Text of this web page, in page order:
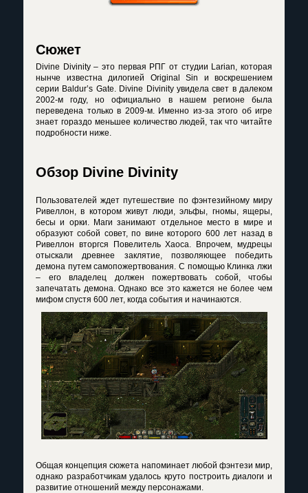
Сюжет
Divine Divinity – это первая РПГ от студии Larian, которая
нынче известна дилогией Original Sin и воскрешением
серии Baldur’s Gate. Divine Divinity увидела свет в далеком
2002-м году, но официально в нашем регионе была
переведена только в 2009-м. Именно из-за этого об игре
знает гораздо меньшее количество людей, так что читайте
подробности ниже.
Обзор Divine Divinity
Пользователей ждет путешествие по фэнтезийному миру
Ривеллон, в котором живут люди, эльфы, гномы, ящеры,
бесы и орки. Маги занимают отдельное место в мире и
образуют собой совет, по вине которого 600 лет назад в
Ривеллон вторгся Повелитель Хаоса. Впрочем, мудрецы
отыскали древнее заклятие, позволяющее победить
демона путем самопожертвования. С помощью Клинка лжи
– его владелец должен пожертвовать собой, чтобы
запечатать демона. Однако все это кажется не более чем
мифом спустя 600 лет, когда события и начинаются.
Общая концепция сюжета напоминает любой фэнтези мир,
однако разработчикам удалось круто построить диалоги и
развитие отношений между персонажами.